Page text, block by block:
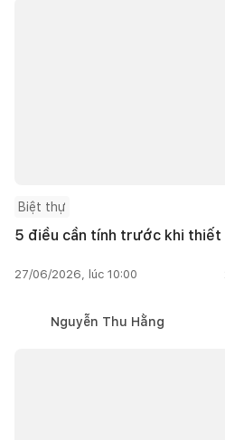
Biệt thự
5 điều cần tính trước khi
27/06/2026, lúc 10:00
Nguyễn Thu Hằng